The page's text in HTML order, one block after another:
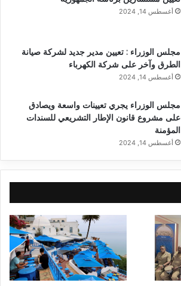
أغسطس 14, 2024
مجلس الوزراء : تعيين مدير جديد لشركة صيانة
الطرق وآخر على شركة الكهرباء
أغسطس 14, 2024
مجلس الوزراء يجري تعيينات واسعة ويصادق
على مشروع قانون الإطار التشريعي للسندات
المؤمنة
أغسطس 14, 2024